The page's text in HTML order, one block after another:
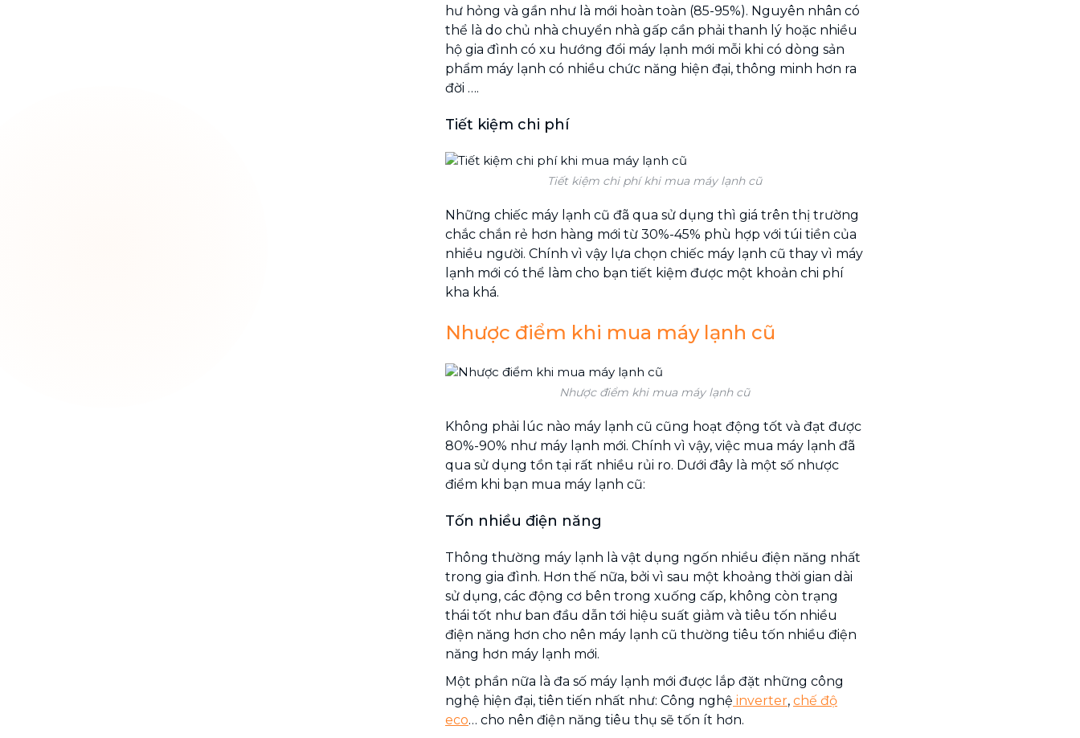
hư hỏng và gần như là mới hoàn toàn (85-95%). Nguyên nhân có
thể là do chủ nhà chuyển nhà gấp cần phải thanh lý hoặc nhiều
hộ gia đình có xu hướng đổi máy lạnh mới mỗi khi có dòng sản
phẩm máy lạnh có nhiều chức năng hiện đại, thông minh hơn ra
đời ….
Tiết kiệm chi phí
Tiết kiệm chi phí khi mua máy lạnh cũ
Những chiếc máy lạnh cũ đã qua sử dụng thì giá trên thị trường
chắc chắn rẻ hơn hàng mới từ 30%-45% phù hợp với túi tiền của
nhiều người. Chính vì vậy lựa chọn chiếc máy lạnh cũ thay vì máy
lạnh mới có thể làm cho bạn tiết kiệm được một khoản chi phí
kha khá.
Nhược điểm khi mua máy lạnh cũ
Nhược điểm khi mua máy lạnh cũ
Không phải lúc nào máy lạnh cũ cũng hoạt động tốt và đạt được
80%-90% như máy lạnh mới. Chính vì vậy, việc mua máy lạnh đã
qua sử dụng tồn tại rất nhiều rủi ro. Dưới đây là một số nhược
điểm khi bạn mua máy lạnh cũ:
Tốn nhiều điện năng
Thông thường máy lạnh là vật dụng ngốn nhiều điện năng nhất
trong gia đình. Hơn thế nữa, bởi vì sau một khoảng thời gian dài
sử dụng, các động cơ bên trong xuống cấp, không còn trạng
thái tốt như ban đầu dẫn tới hiệu suất giảm và tiêu tốn nhiều
điện năng hơn cho nên máy lạnh cũ thường tiêu tốn nhiều điện
năng hơn máy lạnh mới.
Một phần nữa là đa số máy lạnh mới được lắp đặt những công
nghệ hiện đại, tiên tiến nhất như: Công nghệ inverter, chế độ
eco… cho nên điện năng tiêu thụ sẽ tốn ít hơn.